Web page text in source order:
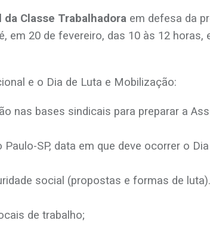
Classe Trabalhadora em defesa da
em 20 de fevereiro, das 10 às 12 horas,
e o Dia de Luta e Mobilização:
nas bases sindicais para preparar a
SP, data em que deve ocorrer o
social (propostas e formas de luta).
de trabalho;